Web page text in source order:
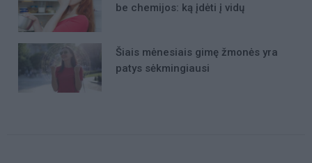
be chemijos: ką įdėti į vidų
Šiais mėnesiais gimę žmonės yra
patys sėkmingiausi